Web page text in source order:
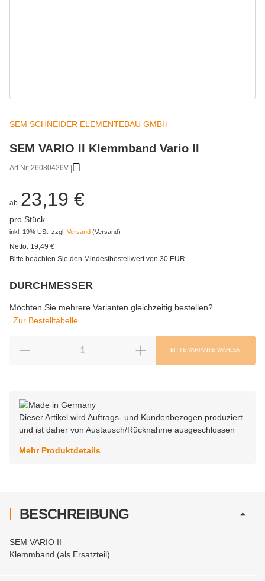
SEM SCHNEIDER ELEMENTEBAU GMBH
SEM VARIO II Klemmband Vario II
Art.Nr.:26080426V
ab 23,19 €
pro Stück
inkl. 19% USt. zzgl. Versand (Versand)
Netto: 19,49 €
Bitte beachten Sie den Mindestbestellwert von 30 EUR.
DURCHMESSER
Möchten Sie mehrere Varianten gleichzeitig bestellen?
Zur Bestelltabelle
BITTE VARIANTE WÄHLEN
Dieser Artikel wird Auftrags- und Kundenbezogen produziert
und ist daher von Austausch/Rücknahme ausgeschlossen
Mehr Produktdetails
BESCHREIBUNG
SEM VARIO II
Klemmband (als Ersatzteil)